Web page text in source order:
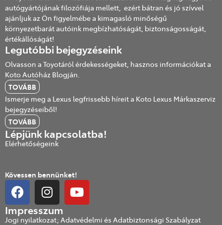
autógyártójának filozófiája mellett, ezért bátran és jó szívvel
ajánljuk az Ön figyelmébe a kimagasló minőségű
környezetbarát autóink megbízhatóságát, biztonságosságát,
értékállóságát!
Legutóbbi bejegyzéseink
Olvasson a Toyotáról érdekességeket, hasznos információkat a
Koto Autóház Blogján.
TOVÁBB
Ismerje meg a Lexus legfrissebb híreit a Koto Lexus Márkaszerviz
bejegyzéseiből!
TOVÁBB
Lépjünk kapcsolatba!
Elérhetőségeink
Kövessen bennünket!
Impresszum
Jogi nyilatkozat; Adatvédelmi és Adatbiztonsági Szabályzat